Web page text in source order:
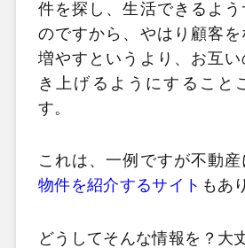
件を探し、生活できるよ
のですから、やはり顧客
増やすというより、お互
き上げるようにすること
す。
これは、一例ですが不動産
物件を紹介するサイト もあ
どうしてそんな情報を？大